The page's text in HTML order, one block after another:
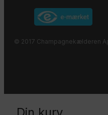
© 2017 Champagnekælderen